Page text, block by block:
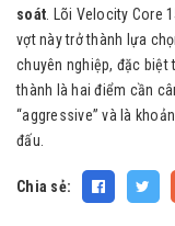
soát . Lõi Velocity Core
vợt này trở thành lựa
chuyên nghiệp, đặc biệt
thành là hai điểm cần
“aggressive” và là
đấu.
Chia sẻ: